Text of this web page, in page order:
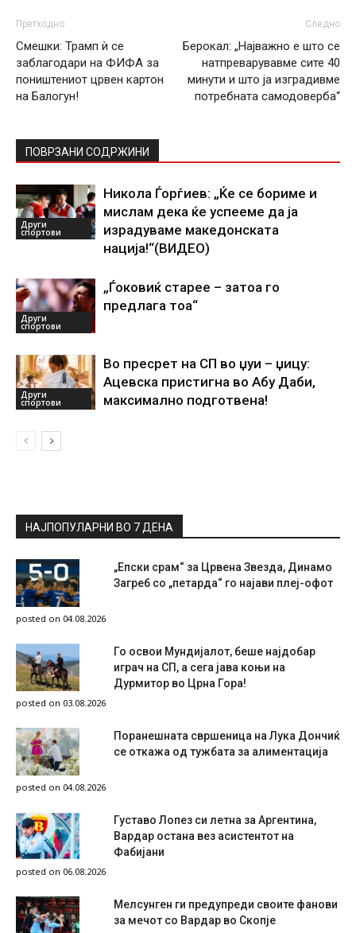
Претходно
Смешки: Трамп ѝ се
заблагодари на ФИФА за
поништениот црвен картон
на Балогун!
Следно
Берокал: „Најважно е што се
натпреварувавме сите 40
минути и што ја изградивме
потребната самодоверба“
ПОВРЗАНИ СОДРЖИНИ
Други
спортови
Никола Ѓорѓиев: „Ќе се бориме и
мислам дека ќе успееме да ја
израдуваме македонската
нација!“(ВИДЕО)
Други
спортови
„Ѓоковиќ старее – затоа го
предлага тоа“
Други
спортови
Во пресрет на СП во џуи – џицу:
Ацевска пристигна во Абу Даби,
максимално подготвена!
НАЈПОПУЛАРНИ ВО 7 ДЕНА
„Епски срам“ за Црвена Звезда, Динамо
Загреб со „петарда“ го најави плеј-офот
posted on 04.08.2026
Го освои Мундијалот, беше најдобар
играч на СП, а сега јава коњи на
Дурмитор во Црна Гора!
posted on 03.08.2026
Поранешната свршеница на Лука Дончиќ
се откажа од тужбата за алиментација
posted on 04.08.2026
Густаво Лопез си летна за Аргентина,
Вардар остана вез асистентот на
Фабијани
posted on 06.08.2026
Мелсунген ги предупреди своите фанови
за мечот со Вардар во Скопје